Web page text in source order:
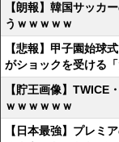
【朗報】韓国サッカ
うｗｗｗｗｗ
【悲報】甲子園始球
がショックを受ける
【貯王画像】TWICE
ｗｗｗｗｗｗ
【日本最強】プレミ